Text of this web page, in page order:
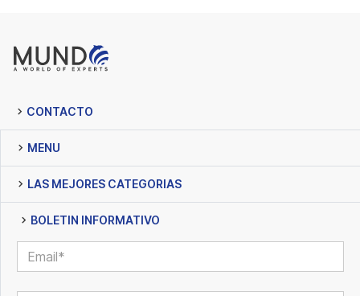
CONTACTO
MENU
LAS MEJORES CATEGORIAS
BOLETIN INFORMATIVO